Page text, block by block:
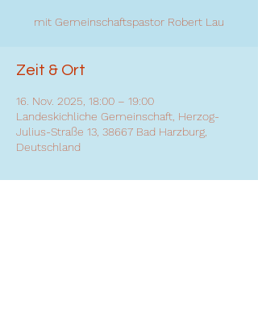
mit Gemeinschaftspastor Robert Lau
Zeit & Ort
16. Nov. 2025, 18:00 – 19:00
Landeskichliche Gemeinschaft, Herzog-
Julius-Straße 13, 38667 Bad Harzburg,
Deutschland